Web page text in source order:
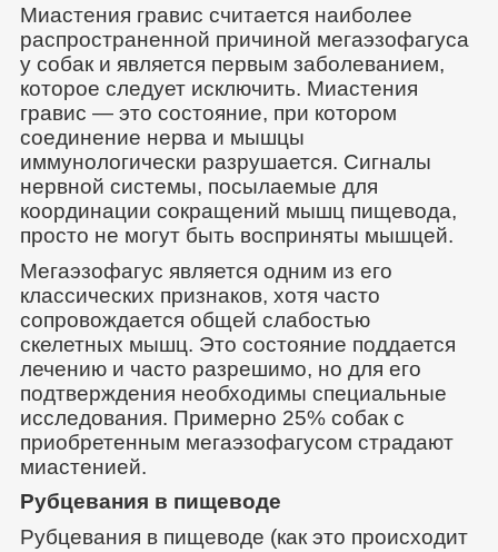
Миастения гравис считается наиболее
распространенной причиной мегаэзофагуса
у собак и является первым заболеванием,
которое следует исключить. Миастения
гравис — это состояние, при котором
соединение нерва и мышцы
иммунологически разрушается. Сигналы
нервной системы, посылаемые для
координации сокращений мышц пищевода,
просто не могут быть восприняты мышцей.
Мегаэзофагус является одним из его
классических признаков, хотя часто
сопровождается общей слабостью
скелетных мышц. Это состояние поддается
лечению и часто разрешимо, но для его
подтверждения необходимы специальные
исследования. Примерно 25% собак с
приобретенным мегаэзофагусом страдают
миастенией.
Рубцевания в пищеводе
Рубцевания в пищеводе (как это происходит